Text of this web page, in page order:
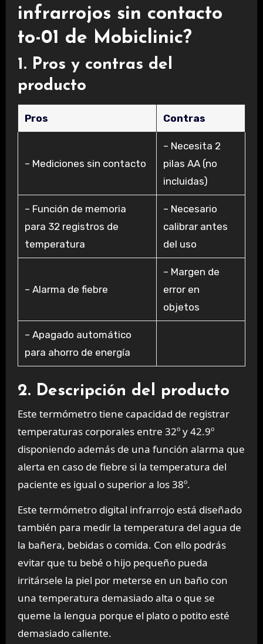
infrarrojos sin contacto
to-01 de Mobiclinic?
1. Pros y contras del
producto
Pros Contras
– Mediciones sin contacto
– Necesita 2
pilas AA (no
incluidas)
– Función de memoria
para 32 registros de
temperatura
– Necesario
calibrar antes
del uso
– Alarma de fiebre
– Margen de
error en
objetos
– Apagado automático
para ahorro de energía
2. Descripción del producto
Este termómetro tiene capacidad de registrar
temperaturas corporales entre 32º y 42.9º
disponiendo además de una función alarma que
alerta en caso de fiebre si la temperatura del
paciente es igual o superior a los 38º.
Este termómetro digital infrarrojo está diseñado
también para medir la temperatura del agua de
la bañera, bebidas o comida. Con ello podrás
evitar que tu bebé o hijo pequeño pueda
irritársele la piel por meterse en un baño con
una temperatura demasiado alta o que se
queme la lengua porque el plato o potito esté
demasiado caliente.